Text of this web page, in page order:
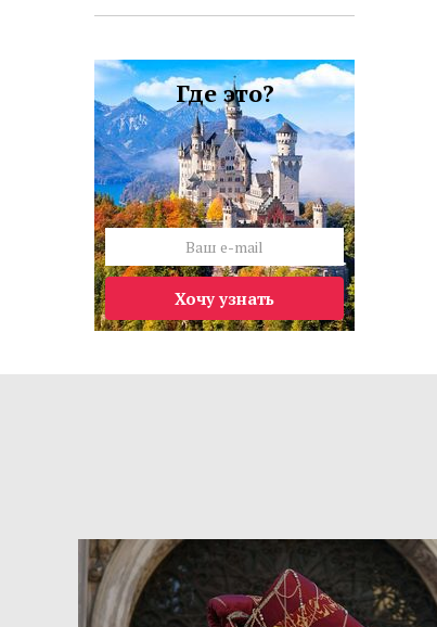
Где это?
Хочу узнать